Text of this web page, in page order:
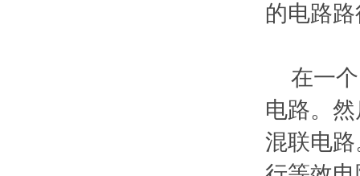
的电路
在一个
电路。
混联电